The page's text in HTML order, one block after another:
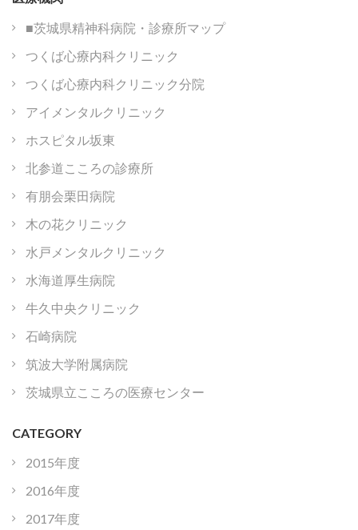
■茨城県精神科病院・診療所マップ
つくば心療内科クリニック
つくば心療内科クリニック分院
アイメンタルクリニック
ホスピタル坂東
北参道こころの診療所
有朋会栗田病院
木の花クリニック
水戸メンタルクリニック
水海道厚生病院
牛久中央クリニック
石崎病院
筑波大学附属病院
茨城県立こころの医療センター
CATEGORY
2015年度
2016年度
2017年度